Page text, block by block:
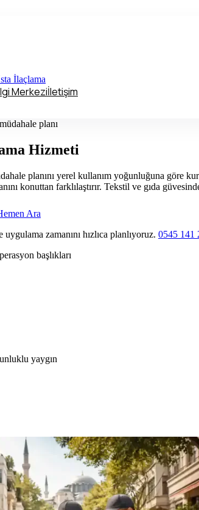
İlaçlama
Merkeziİletişim
Bilgi Merkezi
planı
Hizmeti
planını yerel kullanım yoğunluğuna göre
konuttan farklılaştırır. Tekstil ve gıda
Ara
zamanını hızlıca planlıyoruz. 0545 141
başlıkları
yaygın